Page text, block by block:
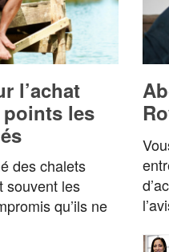
l’achat
points les
des chalets
souvent les
qu’ils ne